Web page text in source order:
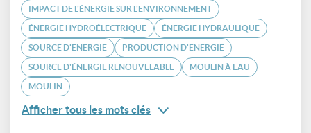
IMPACT DE L'ÉNERGIE SUR L'ENVIRONNEMENT
ÉNERGIE HYDROÉLECTRIQUE ÉNERGIE HYDRAULIQUE
SOURCE D'ÉNERGIE PRODUCTION D'ÉNERGIE
SOURCE D'ÉNERGIE RENOUVELABLE MOULIN À EAU
MOULIN
Afficher tous les mots clés